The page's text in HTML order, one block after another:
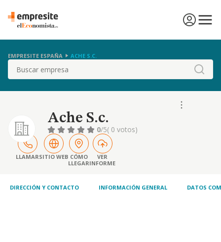
EMPRESITE ESPAÑA ACHE S.C.
Buscar
Ache S.c.
0/5( 0 votos)
LLAMARSITIO WEB CÓMO
LLEGAR
VER
INFORME
DIRECCIÓN Y CONTACTO INFORMACIÓN GENERAL DATOS